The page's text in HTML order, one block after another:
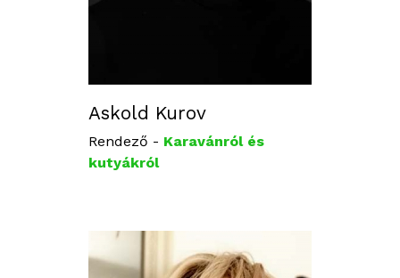
Askold Kurov
Rendező - Karavánról és
kutyákról